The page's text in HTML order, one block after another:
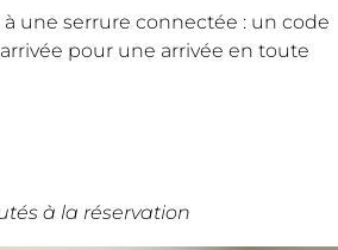
une serrure connectée : un code
pour une arrivée en toute
à la réservation